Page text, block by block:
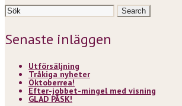
Search
for:
Senaste inläggen
Utförsäljning
Tråkiga nyheter
Oktoberrea!
Efter-jobbet-mingel med visning
GLAD PÅSK!